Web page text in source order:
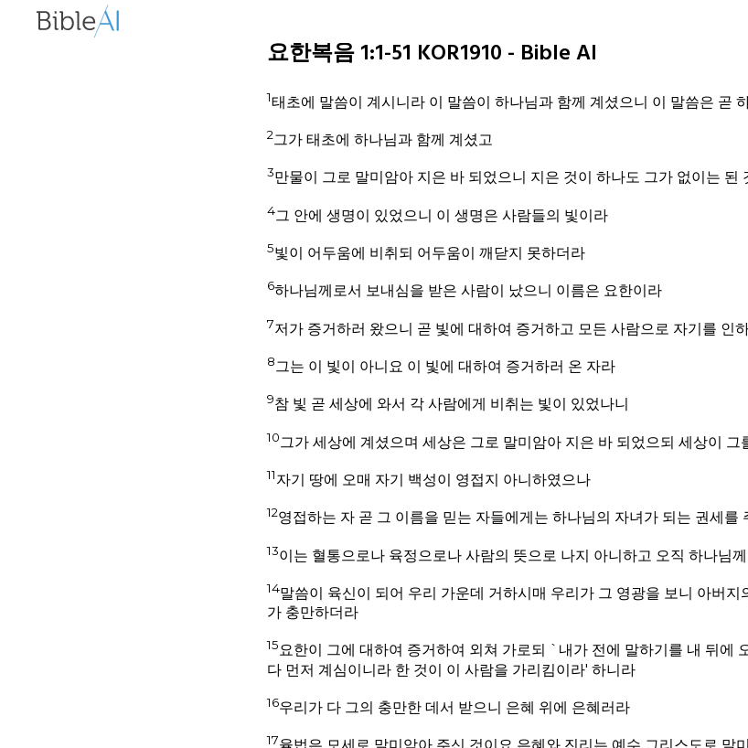
요한복음 1:1-51 KOR1910 - Bible AI
1태초에 말씀이 계시니라 이 말씀이 하나님과 함께 계셨으니 이 말씀은 곧
2그가 태초에 하나님과 함께 계셨고
3만물이 그로 말미암아 지은 바 되었으니 지은 것이 하나도 그가 없이는 된
4그 안에 생명이 있었으니 이 생명은 사람들의 빛이라
5빛이 어두움에 비취되 어두움이 깨닫지 못하더라
6하나님께로서 보내심을 받은 사람이 났으니 이름은 요한이라
7저가 증거하러 왔으니 곧 빛에 대하여 증거하고 모든 사람으로 자기를 인
8그는 이 빛이 아니요 이 빛에 대하여 증거하러 온 자라
9참 빛 곧 세상에 와서 각 사람에게 비취는 빛이 있었나니
10그가 세상에 계셨으며 세상은 그로 말미암아 지은 바 되었으되 세상이 그
11자기 땅에 오매 자기 백성이 영접지 아니하였으나
12영접하는 자 곧 그 이름을 믿는 자들에게는 하나님의 자녀가 되는 권세를
13이는 혈통으로나 육정으로나 사람의 뜻으로 나지 아니하고 오직 하나님
14말씀이 육신이 되어 우리 가운데 거하시매 우리가 그 영광을 보니 아버지
가 충만하더라
15요한이 그에 대하여 증거하여 외쳐 가로되 `내가 전에 말하기를 내 뒤에
다 먼저 계심이니라 한 것이 이 사람을 가리킴이라' 하니라
16우리가 다 그의 충만한 데서 받으니 은혜 위에 은혜러라
17